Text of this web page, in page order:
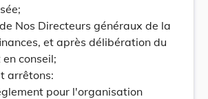
Nos Directeurs généraux de la
et après délibération du
conseil;
arrêtons:
pour l'organisation